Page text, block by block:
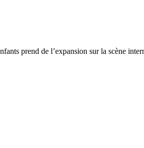
prend de l’expansion sur la scène